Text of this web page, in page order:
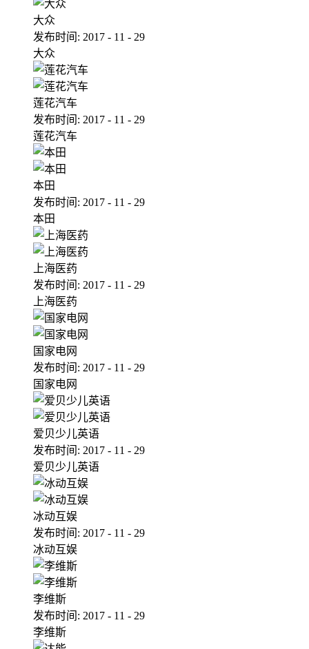
大众
发布时间: 2017 - 11 - 29
大众
莲花汽车
发布时间: 2017 - 11 - 29
莲花汽车
本田
发布时间: 2017 - 11 - 29
本田
上海医药
发布时间: 2017 - 11 - 29
上海医药
国家电网
发布时间: 2017 - 11 - 29
国家电网
爱贝少儿英语
发布时间: 2017 - 11 - 29
爱贝少儿英语
冰动互娱
发布时间: 2017 - 11 - 29
冰动互娱
李维斯
发布时间: 2017 - 11 - 29
李维斯